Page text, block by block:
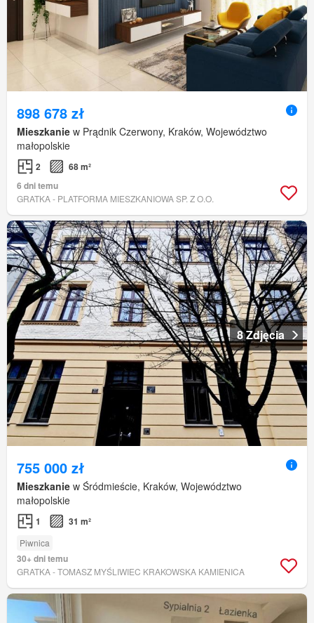
898 678 zł
Mieszkanie w Prądnik Czerwony, Kraków, Województwo
małopolskie
2
68 m²
6 dni temu
GRATKA - PLATFORMA MIESZKANIOWA SP. Z O.O.
8 Zdjęcia
755 000 zł
Mieszkanie w Śródmieście, Kraków, Województwo
małopolskie
1 31 m²
Piwnica
30+ dni temu
GRATKA - TOMASZ MYŚLIWIEC KRAKOWSKA KAMIENICA